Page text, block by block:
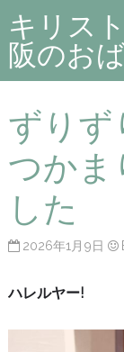
キリス
阪のお
ずりず
つかま
した
2026年1月9日
ハレルヤー!